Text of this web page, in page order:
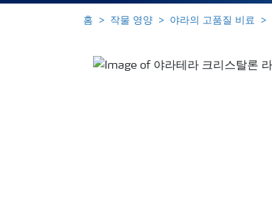
홈 작물 영양 야라의 고품질 비료